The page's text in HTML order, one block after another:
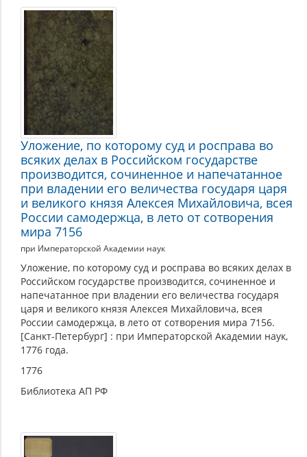
Уложение, по которому суд и росправа во
всяких делах в Российском государстве
производится, сочиненное и напечатанное
при владении его величества государя царя
и великого князя Алексея Михайловича, всея
России самодержца, в лето от сотворения
мира 7156
при Императорской Академии наук
Уложение, по которому суд и росправа во всяких делах в
Российском государстве производится, сочиненное и
напечатанное при владении его величества государя
царя и великого князя Алексея Михайловича, всея
России самодержца, в лето от сотворения мира 7156.
[Санкт-Петербург] : при Императорской Академии наук,
1776 года.
1776
Библиотека АП РФ